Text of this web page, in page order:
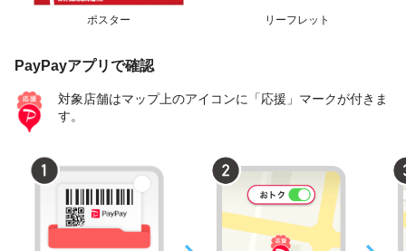
ポスター リーフレット
PayPayアプリで確認
対象店舗はマップ上のアイコンに「応援」マークが付きま
す。